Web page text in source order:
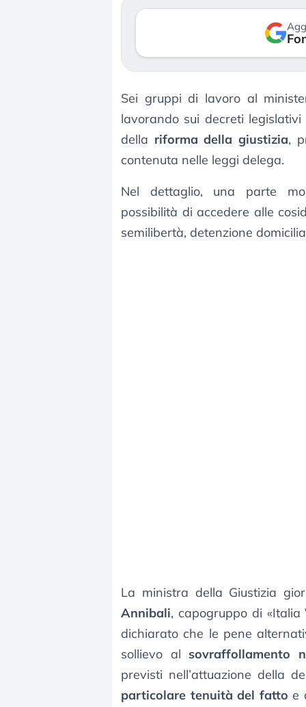
Sei gruppi di lavoro al
lavorando sui decreti
della riforma della giustizia,
contenuta nelle leggi delega.
Nel dettaglio, una parte
possibilità di accedere alle
semilibertà, detenzione
La ministra della Giustizia
Annibali, capogruppo di «Italia
dichiarato che le pene
sollievo al sovraffollamento
previsti nell’attuazione della
particolare tenuità del fatto e